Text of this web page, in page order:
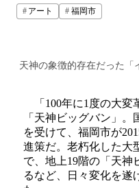
アート 福岡市
天神の象徴的存在だった「
「100年に1度の大変
「天神ビッグバン」
を受けて、福岡市が
進策だ。老朽化した大
で、地上19階の「天神
るなど、日々変化を遂